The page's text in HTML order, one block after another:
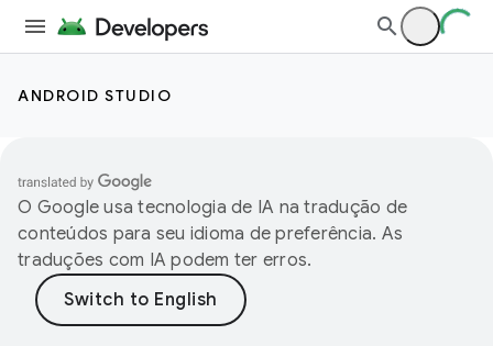
ANDROID STUDIO
O Google usa tecnologia de IA na tradução de
conteúdos para seu idioma de preferência. As
traduções com IA podem ter erros.